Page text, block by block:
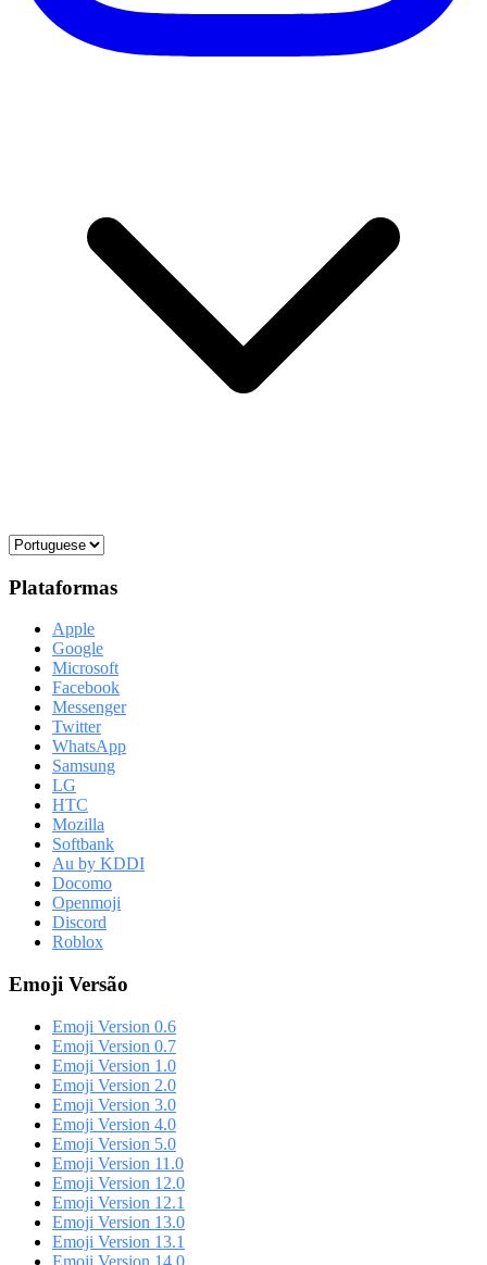
Plataformas
Apple
Google
Microsoft
Facebook
Messenger
Twitter
WhatsApp
Samsung
LG
HTC
Mozilla
Softbank
Au by KDDI
Docomo
Openmoji
Discord
Roblox
Emoji Versão
Emoji Version 0.6
Emoji Version 0.7
Emoji Version 1.0
Emoji Version 2.0
Emoji Version 3.0
Emoji Version 4.0
Emoji Version 5.0
Emoji Version 11.0
Emoji Version 12.0
Emoji Version 12.1
Emoji Version 13.0
Emoji Version 13.1
Emoji Version 14.0